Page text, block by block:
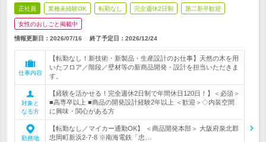
正社員 業種未経験OK 転勤なし 完全週休2日制 第二新卒歓迎
女性のおしごと掲載中
情報更新日：2026/07/16 終了予定日： 2026/12/24
仕事内容
【転勤なし！新技術・新製品・生産設計のお仕事】天然の木を用
いたフロア／階段／壁材等の新商品開発・設計を担当いただきま
す。
対象と
なる方
【経験を活かせる！完全週休2日制で年間休日120日！】＜必須＞
■高専卒以上 ■商品の開発設計経験2年以上 ＜歓迎＞◇内装空間
に興味・関心がある方
勤務地
【転勤なし／マイカー通勤OK】 ＜商品開発本部＞ 大阪府泉北郡
忠岡町新浜2-7-8 ※南海電鉄「忠…